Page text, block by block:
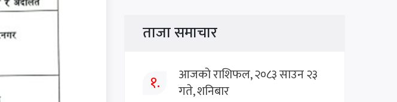
ताजा समाचार
१.
आजको राशिफल, २०८३ साउन २३
गते, शनिबार